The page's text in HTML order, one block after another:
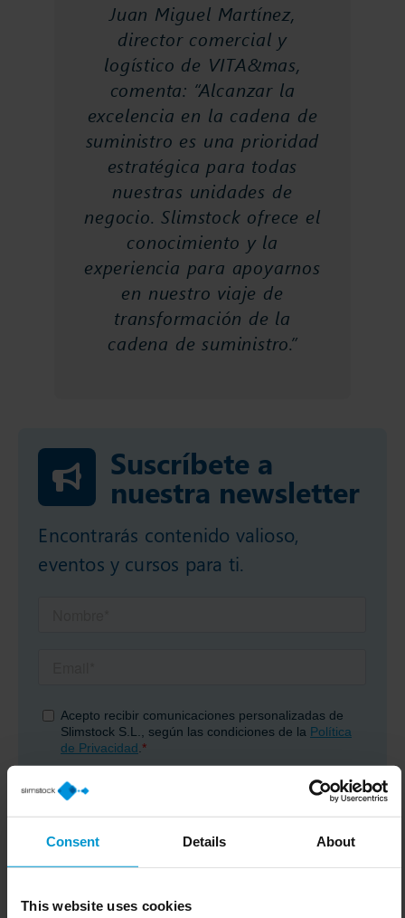
Consent Details About
This website uses cookies
Juan Miguel Martínez,
director comercial y
logístico de VITA&mas,
comenta: “Alcanzar la
excelencia en la cadena de
suministro es una prioridad
estratégica para todas
nuestras unidades de
negocio. Slimstock ofrece el
conocimiento y la
experiencia para apoyarnos
en nuestro viaje de
transformación de la
cadena de suministro.”
Suscríbete a
nuestra newsletter
Encontrarás contenido valioso,
eventos y cursos para ti.